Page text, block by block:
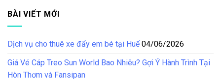
BÀI VIẾT MỚI
Dịch vụ cho thuê xe đẩy em bé tại Huế 04/06/2026
Giá Vé Cáp Treo Sun World Bao Nhiêu? Gợi Ý Hành Trình Tại
Hòn Thơm và Fansipan